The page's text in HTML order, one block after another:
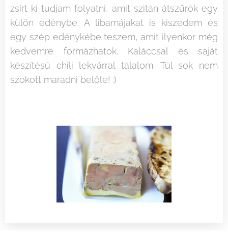
zsírt ki tudjam folyatni, amit szitán átszűrök egy
külön edénybe. A libamájakat is kiszedem és
egy szép edénykébe teszem, amit ilyenkor még
kedvemre formázhatok. Kaláccsal és saját
készítésű chili lekvárral tálalom. Túl sok nem
szokott maradni belőle! :)
2026.06.06
2025.01.22
Nem